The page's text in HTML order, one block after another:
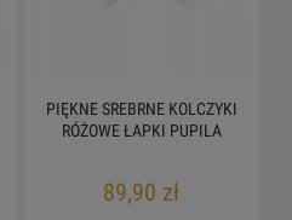
PIĘKNE SREBRNE KOLCZYKI
RÓŻOWE ŁAPKI PUPILA
89,90 zł